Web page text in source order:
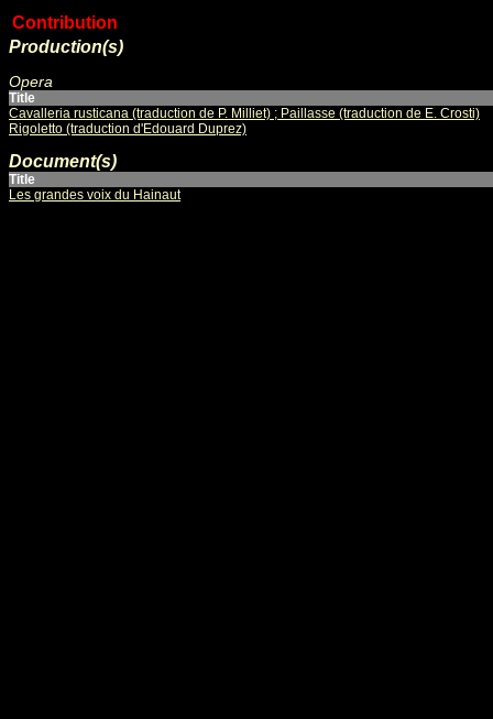
Contribution
Production(s)
Opera
Title
Cavalleria rusticana (traduction de P. Milliet) ; Paillasse (traduction de E. Crosti)
Rigoletto (traduction d'Edouard Duprez)
Document(s)
Title
Les grandes voix du Hainaut